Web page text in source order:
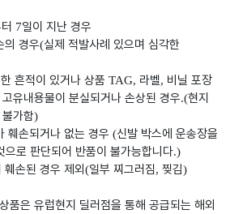
7일이 지난 경우
의 경우(실제 적발사례 있으며 심각한
흔적이 있거나 상품 TAG, 라벨, 비닐 포장
유내용물이 분실되거나 손상된 경우.(현지
가함)
훼손되거나 없는 경우 (신발 박스에 운송장을
으로 판단되어 반품이 불가능합니다.)
손된 경우 제외 (일부 찌그러짐, 찢김)
품은 유럽현지 딜러점을 통해 공급되는 해외